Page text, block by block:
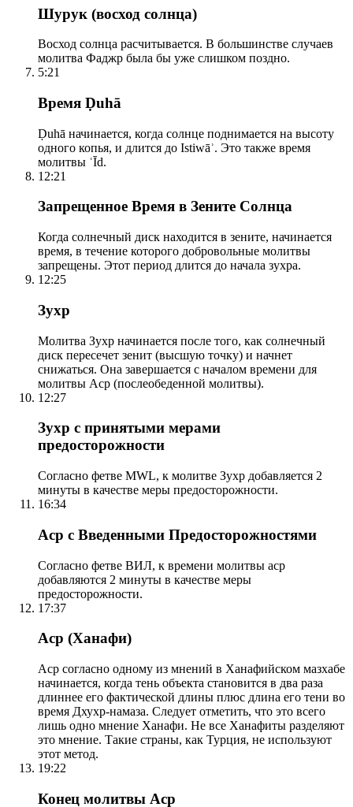
Шурук (восход солнца)
Восход солнца расчитывается. В большинстве случаев
молитва Фаджр была бы уже слишком поздно.
5:21
Время Ḍuhā
Ḍuhā начинается, когда солнце поднимается на высоту
одного копья, и длится до Istiwāʾ. Это также время
молитвы ʿĪd.
12:21
Запрещенное Время в Зените Солнца
Когда солнечный диск находится в зените, начинается
время, в течение которого добровольные молитвы
запрещены. Этот период длится до начала зухра.
12:25
Зухр
Молитва Зухр начинается после того, как солнечный
диск пересечет зенит (высшую точку) и начнет
снижаться. Она завершается с началом времени для
молитвы Аср (послеобеденной молитвы).
12:27
Зухр с принятыми мерами
предосторожности
Согласно фетве MWL, к молитве Зухр добавляется 2
минуты в качестве меры предосторожности.
16:34
Аср с Введенными Предосторожностями
Согласно фетве ВИЛ, к времени молитвы аср
добавляются 2 минуты в качестве меры
предосторожности.
17:37
Аср (Ханафи)
Аср согласно одному из мнений в Ханафийском мазхабе
начинается, когда тень объекта становится в два раза
длиннее его фактической длины плюс длина его тени во
время Дхухр-намаза. Следует отметить, что это всего
лишь одно мнение Ханафи. Не все Ханафиты разделяют
это мнение. Такие страны, как Турция, не используют
этот метод.
19:22
Конец молитвы Аср